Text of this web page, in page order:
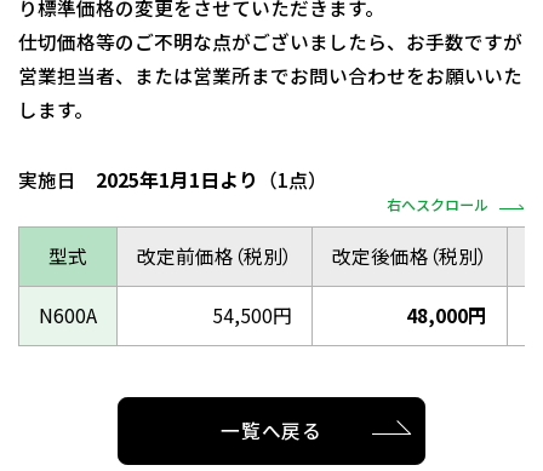
り標準価格の変更をさせていただきます。
仕切価格等のご不明な点がございましたら、お手数ですが
営業担当者、または営業所までお問い合わせをお願いいた
します。
実施日 2025年1月1日より （1点）
右へスクロール
型式 改定前価格（税別） 改定後価格（税別）
N600A 54,500円 48,000円
一覧へ戻る